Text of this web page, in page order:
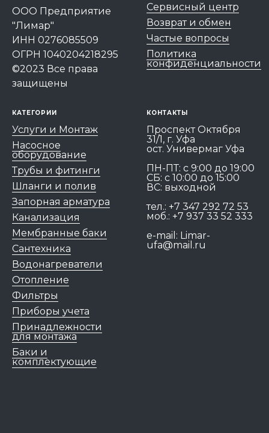
ООО Предприятие
"Лимар"
ИНН 0276085509
ОГРН 1040204218295
©2023 Все права
защищены
Сервисный центр
Возврат и обмен
Частые вопросы
Политика
конфиденциальности
КАТЕГОРИИ
Услуги и Монтаж
Насосное
оборудование
Трубы и фитинги
Шланги и полив
Запорная арматура
Канализация
Мембранные баки
Сантехника
Водонагреватели
Отопление
Фильтры
Приборы учета
Принадлежности
для монтажа
Баки и
комплектующие
КОНТАКТЫ
Проспект Октября
31/1, г. Уфа
ост. Универмаг Уфа
ПН-ПТ: c 9:00 до 19:00
СБ: с 10:00 до 15:00
ВС: выходной
тел.: +7 347 292 72 53
моб.: +7 937 33 52 333
e-mail: Limar-
ufa@mail.ru